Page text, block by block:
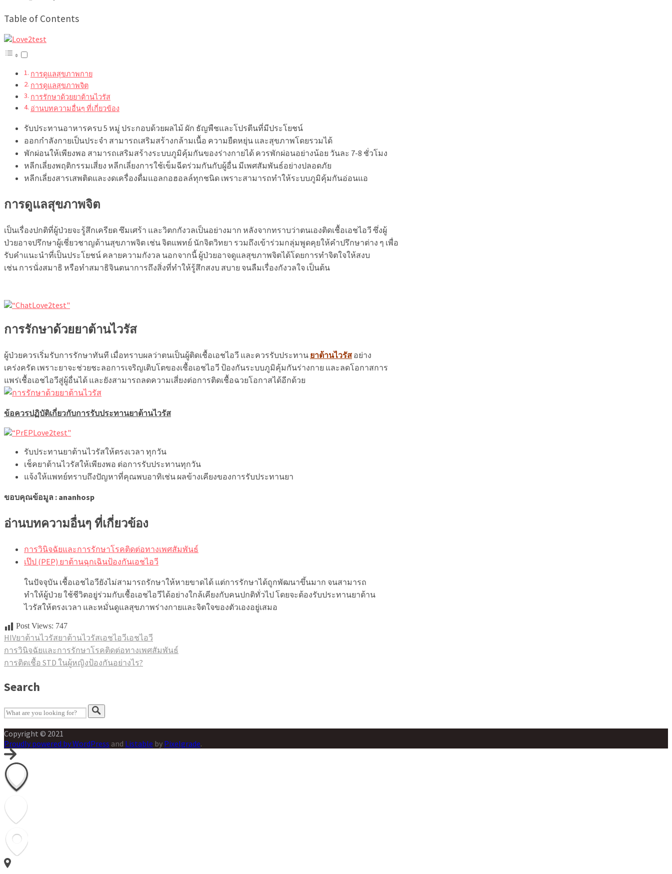
Table of Contents
การดูแลสุขภาพกาย
การดูแลสุขภาพจิต
การรักษาด้วยยาต้านไวรัส
อ่านบทความอื่นๆ ที่เกี่ยวข้อง
รับประทานอาหารครบ 5 หมู่ ประกอบด้วยผลไม้ ผัก ธัญพืชและโปรตีนที่มีประโยชน์
ออกกำลังกายเป็นประจำ สามารถเสริมสร้างกล้ามเนื้อ ความยืดหยุ่น และสุขภาพโดยรวมได้
พักผ่อนให้เพียงพอ สามารถเสริมสร้างระบบภูมิคุ้มกันของร่างกายได้ ควรพักผ่อนอย่างน้อย วันละ 7-8 ชั่วโมง
หลีกเลี่ยงพฤติกรรมเสี่ยง หลีกเลี่ยงการใช้เข็มฉีดร่วมกันกับผู้อื่น มีเพศสัมพันธ์อย่างปลอดภัย
หลีกเลี่ยงสารเสพติดและงดเครื่องดื่มแอลกอฮอลล์ทุกชนิด เพราะสามารถทำให้ระบบภูมิคุ้มกันอ่อนแอ
การดูแลสุขภาพจิต
เป็นเรื่องปกติที่ผู้ป่วยจะรู้สึกเครียด ซึมเศร้า และวิตกกังวลเป็นอย่างมาก หลังจากทราบว่าตนเองติดเชื้อเอชไอวี ซึ่งผู้
ป่วยอาจปรึกษาผู้เชี่ยวชาญด้านสุขภาพจิต เช่น จิตแพทย์ นักจิตวิทยา รวมถึงเข้าร่วมกลุ่มพูดคุยให้คำปรึกษาต่าง ๆ เพื่อ
รับคำแนะนำที่เป็นประโยชน์ คลายความกังวล นอกจากนี้ ผู้ป่วยอาจดูแลสุขภาพจิตได้โดยการทำจิตใจให้สงบ
เช่น การนั่งสมาธิ หรือทำสมาธิจินตนาการถึงสิ่งที่ทำให้รู้สึกสงบ สบาย จนลืมเรื่องกังวลใจ เป็นต้น
การรักษาด้วยยาต้านไวรัส
ผู้ป่วยควรเริ่มรับการรักษาทันที เมื่อทราบผลว่าตนเป็นผู้ติดเชื้อเอชไอวี และควรรับประทาน ยาต้านไวรัส อย่าง
เคร่งครัด เพราะยาจะช่วยชะลอการเจริญเติบโตของเชื้อเอชไอวี ป้องกันระบบภูมิคุ้มกันร่างกาย และลดโอกาสการ
แพร่เชื้อเอชไอวีสู่ผู้อื่นได้ และยังสามารถลดความเสี่ยงต่อการติดเชื้อฉวยโอกาสได้อีกด้วย
ข้อควรปฏิบัติเกี่ยวกับการรับประทานยาต้านไวรัส
รับประทานยาต้านไวรัสให้ตรงเวลา ทุกวัน
เช็คยาต้านไวรัสให้เพียงพอ ต่อการรับประทานทุกวัน
แจ้งให้แพทย์ทราบถึงปัญหาที่คุณพบอาทิเช่น ผลข้างเคียงของการรับประทานยา
ขอบคุณข้อมูล : ananhosp
อ่านบทความอื่นๆ ที่เกี่ยวข้อง
การวินิจฉัยและการรักษาโรคติดต่อทางเพศสัมพันธ์
เป๊ป (PEP) ยาต้านฉุกเฉินป้องกันเอชไอวี
ในปัจจุบัน เชื้อเอชไอวียังไม่สามารถรักษาให้หายขาดได้ แต่การรักษาได้ถูกพัฒนาขึ้นมาก จนสามารถ
ทำให้ผู้ป่วย ใช้ชีวิตอยู่ร่วมกับเชื้อเอชไอวีได้อย่างใกล้เคียงกับคนปกติทั่วไป โดยจะต้องรับประทานยาต้าน
ไวรัสให้ตรงเวลา และหมั่นดูแลสุขภาพร่างกายและจิตใจของตัวเองอยู่เสมอ
Post Views: 747
HIVยาต้านไวรัสยาต้านไวรัสเอชไอวีเอชไอวี
แนะแนว
การวินิจฉัยและการรักษาโรคติดต่อทางเพศสัมพันธ์
การติดเชื้อ STD ในผู้หญิงป้องกันอย่างไร?
Search
Copyright © 2021
Proudly powered by WordPress and Listable by Pixelgrade.